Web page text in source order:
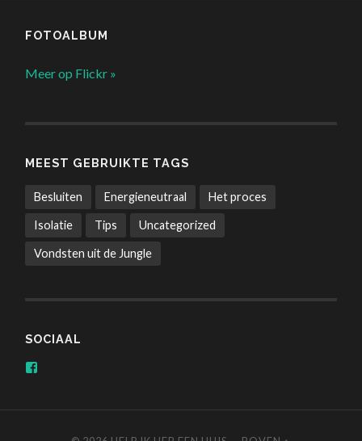
FOTOALBUM
Meer op Flickr »
MEEST GEBRUIKTE TAGS
Besluiten Energieneutraal Het proces
Isolatie Tips Uncategorized
Vondsten uit de Jungle
SOCIAAL